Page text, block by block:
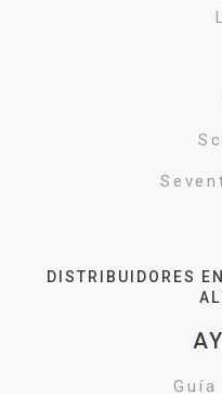
DISTRIBUIDORES